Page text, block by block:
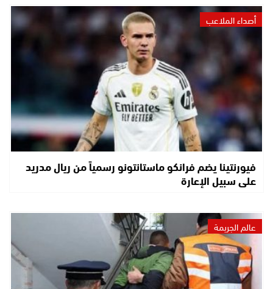
أصداء الملاعب
فيورنتينا يضم فرانكو ماستانتونو رسمياً من ريال مدريد
على سبيل الإعارة
عالم الجريمة